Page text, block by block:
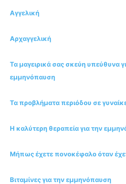
Αγγελική
Αρχαγγελική
Τα μαγειρικά σας σκεύη υπεύθυνα
εμμηνόπαυση
Τα προβλήματα περιόδου σε
Η καλύτερη θεραπεία για την
Μήπως έχετε πονοκέφαλο όταν
Bιταμίνες για την εμμηνόπαυση